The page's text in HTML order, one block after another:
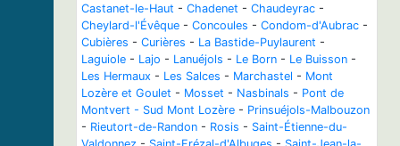
Castanet-le-Haut - Chadenet - Chaudeyrac -
Cheylard-l'Évêque - Concoules - Condom-d'Aubrac -
Cubières - Curières - La Bastide-Puylaurent -
Laguiole - Lajo - Lanuéjols - Le Born - Le Buisson -
Les Hermaux - Les Salces - Marchastel - Mont
Lozère et Goulet - Mosset - Nasbinals - Pont de
Montvert - Sud Mont Lozère - Prinsuéjols-Malbouzon
- Rieutort-de-Randon - Rosis - Saint-Étienne-du-